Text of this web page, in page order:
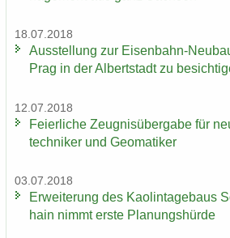
18.07.2018
Aus­stel­lung zur Eisenbahn-​
Prag in der Al­bert­stadt zu
12.07.2018
Fei­er­li­che Zeug­nis­über­ga­be für
tech­ni­ker und Geo­ma­ti­ker
03.07.2018
Er­wei­te­rung des Kao­lin­ta­ge­baus
hain nimmt erste Pla­nungs­hür­de